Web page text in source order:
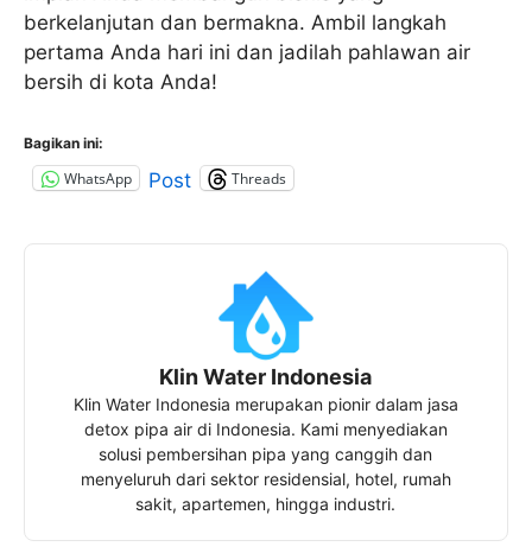
berkelanjutan dan bermakna. Ambil langkah
pertama Anda hari ini dan jadilah pahlawan air
bersih di kota Anda!
Bagikan ini:
WhatsApp Post Threads
Klin Water Indonesia
Klin Water Indonesia merupakan pionir dalam jasa
detox pipa air di Indonesia. Kami menyediakan
solusi pembersihan pipa yang canggih dan
menyeluruh dari sektor residensial, hotel, rumah
sakit, apartemen, hingga industri.